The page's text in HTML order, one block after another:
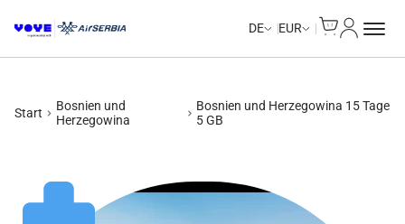
DE EUR
Start
Bosnien und
Herzegowina
Bosnien und Herzegowina 15 Tage
5 GB